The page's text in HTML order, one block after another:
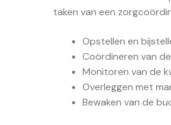
taken van een
Opstellen en
Coördineren van
Monitoren van de
Overleggen met
Bewaken van de